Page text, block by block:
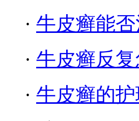
· 牛皮癣能
· 牛皮癣反
· 牛皮癣的